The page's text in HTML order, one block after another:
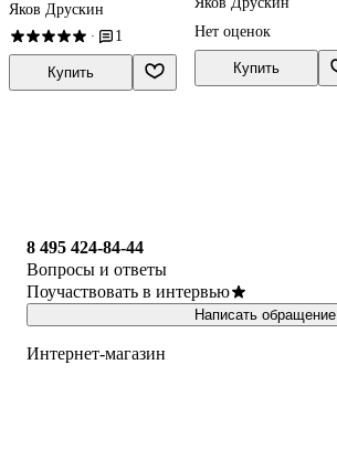
Яков Друскин
· 1
Купить
Нет оценок
Купить
8 495 424-84-44
Вопросы и ответы
Поучаствовать в интервью
Написать обращение
Интернет-магазин